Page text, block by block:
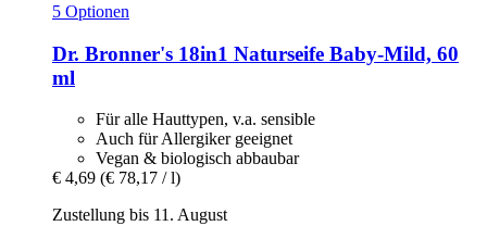
5 Optionen
Dr. Bronner's 18in1 Naturseife Baby-​Mild, 60
ml
Für alle Hauttypen, v.a. sensible
Auch für Allergiker geeignet
Vegan & biologisch abbaubar
€ 4,69 (€ 78,17 / l)
Zustellung bis 11. August